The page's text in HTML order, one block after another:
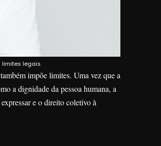
limites legais.
impõe limites. Uma vez que a
a dignidade da pessoa humana, a
e o direito coletivo à